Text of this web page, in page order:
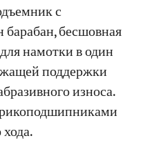
с
бесшовная
намотки в один
поддержки
износа.